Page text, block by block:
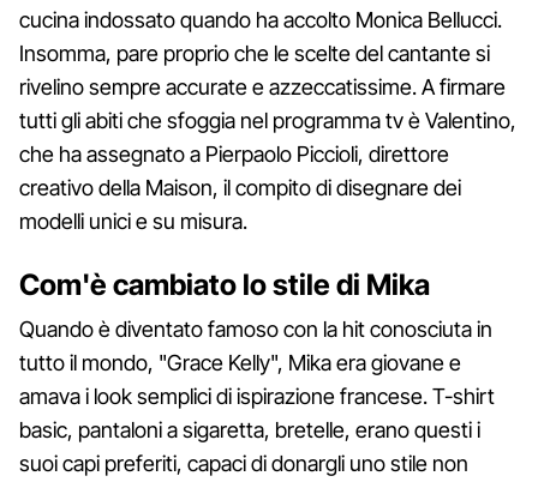
cucina indossato quando ha accolto Monica Bellucci.
Insomma, pare proprio che le scelte del cantante si
rivelino sempre accurate e azzeccatissime. A firmare
tutti gli abiti che sfoggia nel programma tv è Valentino,
che ha assegnato a Pierpaolo Piccioli, direttore
creativo della Maison, il compito di disegnare dei
modelli unici e su misura.
Com'è cambiato lo stile di Mika
Quando è diventato famoso con la hit conosciuta in
tutto il mondo, "Grace Kelly", Mika era giovane e
amava i look semplici di ispirazione francese. T-shirt
basic, pantaloni a sigaretta, bretelle, erano questi i
suoi capi preferiti, capaci di donargli uno stile non